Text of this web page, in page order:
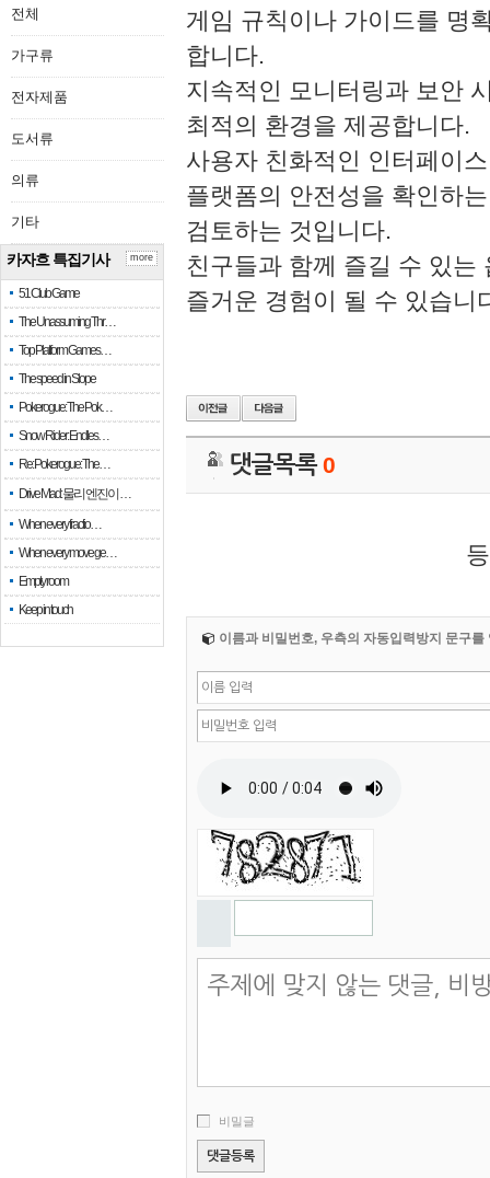
전체
가구류
전자제품
도서류
의류
기타
카자흐 특집기사
51 Club Game
The Unassuming Thr…
Top Platform Games…
The speed in Slope
Pokerogue: The Pok…
Snow Rider: Endles…
Re: Pokerogue: The…
Drive Mad: 물리 엔진이 …
When every fractio…
When every move ge…
Empty room
Keep in touch
more
게임 규칙이나 가이드를 명
합니다.
지속적인 모니터링과 보안
최적의 환경을 제공합니다.
사용자 친화적인 인터페이
플랫폼의 안전성을 확인하
검토하는 것입니다.
친구들과 함께 즐길 수 있는
즐거운 경험이 될 수 있습니
댓글목록0
이름과 비밀번호, 우측의 자동입력방지 문구를
비밀글